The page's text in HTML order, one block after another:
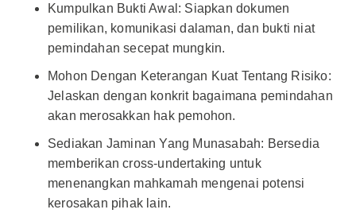
Kumpulkan Bukti Awal: Siapkan dokumen
pemilikan, komunikasi dalaman, dan bukti niat
pemindahan secepat mungkin.
Mohon Dengan Keterangan Kuat Tentang Risiko:
Jelaskan dengan konkrit bagaimana pemindahan
akan merosakkan hak pemohon.
Sediakan Jaminan Yang Munasabah: Bersedia
memberikan cross-undertaking untuk
menenangkan mahkamah mengenai potensi
kerosakan pihak lain.